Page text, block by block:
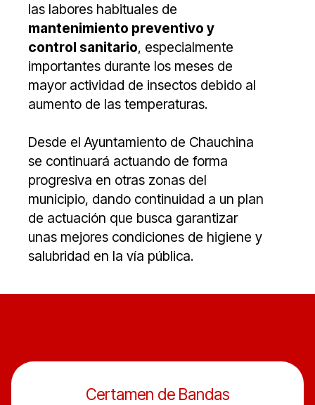
las labores habituales de
mantenimiento preventivo y
control sanitario, especialmente
importantes durante los meses de
mayor actividad de insectos debido al
aumento de las temperaturas.
Desde el Ayuntamiento de Chauchina
se continuará actuando de forma
progresiva en otras zonas del
municipio, dando continuidad a un plan
de actuación que busca garantizar
unas mejores condiciones de higiene y
salubridad en la vía pública.
Certamen de Bandas